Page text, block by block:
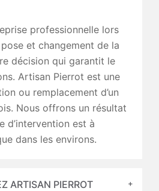
professionnelle lors
et changement de la
décision qui garantit le
Artisan Pierrot est une
ou remplacement d’un
Nous offrons un résultat
d’intervention est à
dans les environs.
ARTISAN PIERROT